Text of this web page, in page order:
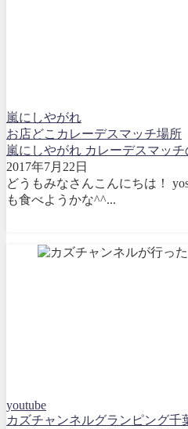
嵐にしやがれ
お店どこ カレーデスマッチ場所
嵐にしやがれ カレーデスマッ
2017年7月22日
どうもみなさんこんにちは！
も食べようかな^^...
youtube
カズチャンネルグランピング千